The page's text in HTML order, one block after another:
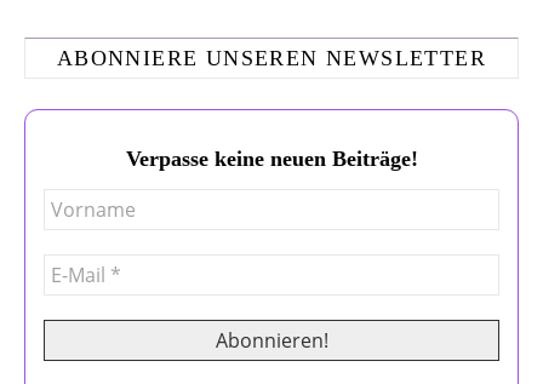
ABONNIERE UNSEREN NEWSLETTER
Verpasse keine neuen Beiträge!